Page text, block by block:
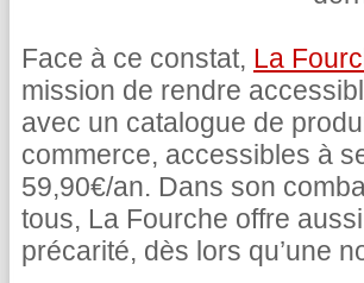
Face à ce constat, La
mission de rendre
avec un catalogue de
commerce, accessibles à
59,90€/an. Dans son
tous, La Fourche offre
précarité, dès lors qu’une